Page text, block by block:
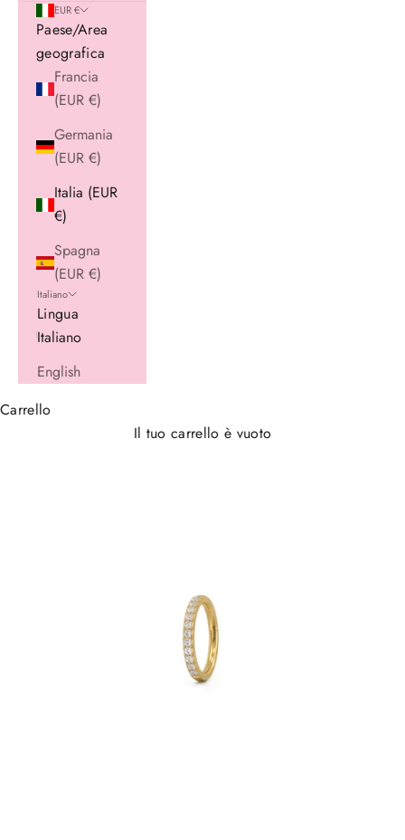
EUR €
Paese/Area
geografica
Francia
(EUR €)
Germania
(EUR €)
Italia (EUR
€)
Spagna
(EUR €)
Italiano
Lingua
Italiano
English
Carrello
Il tuo carrello è vuoto